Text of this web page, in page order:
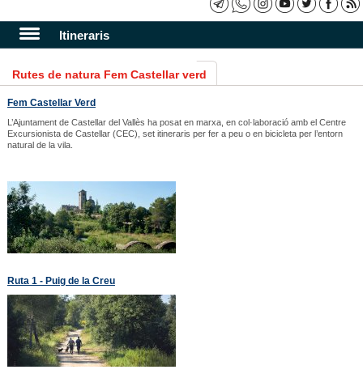
Itineraris
Rutes de natura Fem Castellar verd
Fem Castellar Verd
L’Ajuntament de Castellar del Vallès ha posat en marxa, en col·laboració amb el Centre
Excursionista de Castellar (CEC), set itineraris per fer a peu o en bicicleta per l’entorn
natural de la vila.
Ruta 1 - Puig de la Creu